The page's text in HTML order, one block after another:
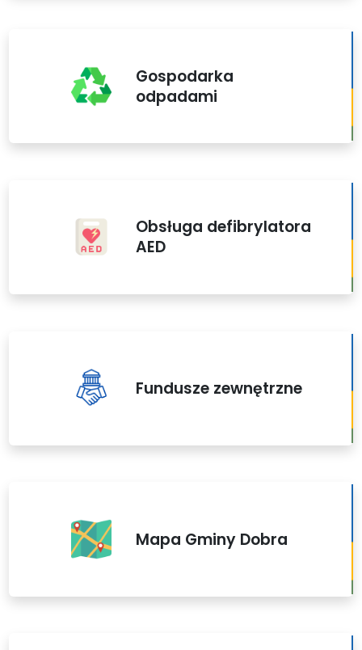
Gospodarka
odpadami
Obsługa defibrylatora
AED
Fundusze zewnętrzne
Mapa Gminy Dobra